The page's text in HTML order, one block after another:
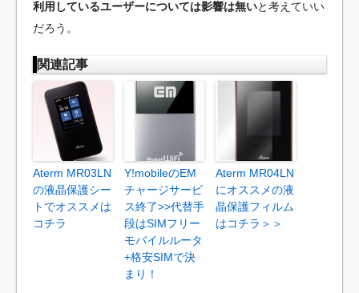
利用しているユーザーについては影響は無いと考えていい
だろう。
関連記事
Aterm MR03LN
の液晶保護シー
トでオススメは
コチラ
Y!mobileのEM
チャージサービ
ス終了>>代替手
段はSIMフリー
モバイルルータ
+格安SIMで決
まり！
Aterm MR04LN
にオススメの液
晶保護フィルム
はコチラ＞＞